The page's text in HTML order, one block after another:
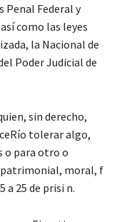
Penal Federal y
como las leyes
la Nacional de
Poder Judicial de
sin derecho,
tolerar algo,
o para otro o
patrimonial, moral, f
a 25 de prisi n.